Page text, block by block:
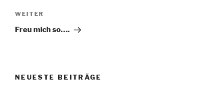
Nächster
Beitrag
WEITER
Freu mich so….
NEUESTE BEITRÄGE